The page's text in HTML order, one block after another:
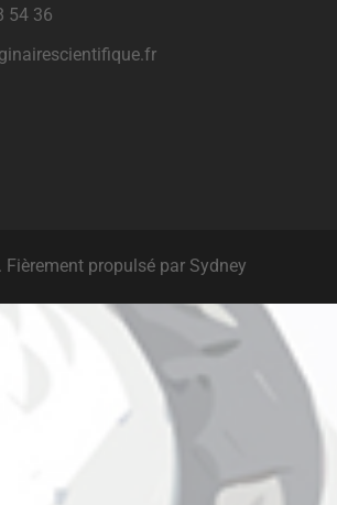
54 36
propulsé par Sydney